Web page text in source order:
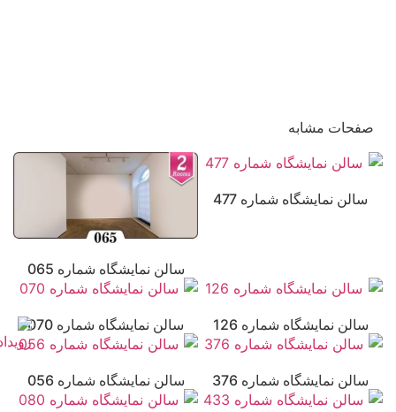
صفحات مشابه
سالن نمایشگاه شماره 477
سالن نمایشگاه شماره 065
سالن نمایشگاه شماره 126 سالن نمایشگاه شماره 070
سالن نمایشگاه شماره 376 سالن نمایشگاه شماره 056